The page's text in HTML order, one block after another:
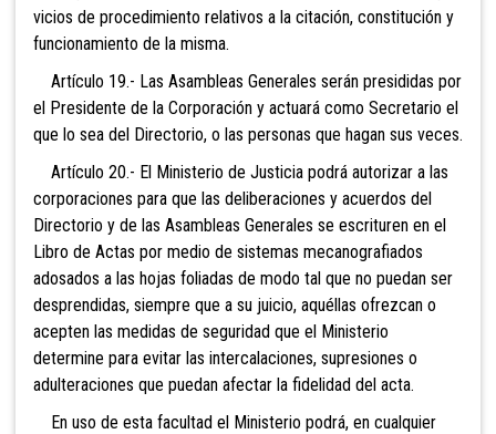
vicios de procedimiento relativos a la citación, constitución y
funcionamiento de la misma.
Artículo 19.- Las Asambleas Generales serán presididas por
el Presidente de la Corporación y actuará como Secretario el
que lo sea del Directorio, o las personas que hagan sus veces.
Artículo 20.- El Ministerio de Justicia podrá autorizar a las
corporaciones para que las deliberaciones y acuerdos del
Directorio y de las Asambleas Generales se escrituren en el
Libro de Actas por medio de sistemas mecanografiados
adosados a las hojas foliadas de modo tal que no puedan ser
desprendidas, siempre que a su juicio, aquéllas ofrezcan o
acepten las medidas de seguridad que el Ministerio
determine para evitar las intercalaciones, supresiones o
adulteraciones que puedan afectar la fidelidad del acta.
En uso de esta facultad el Ministerio podrá, en cualquier